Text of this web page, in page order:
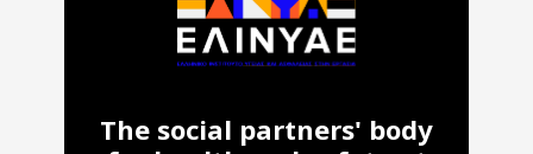
The social partners' body